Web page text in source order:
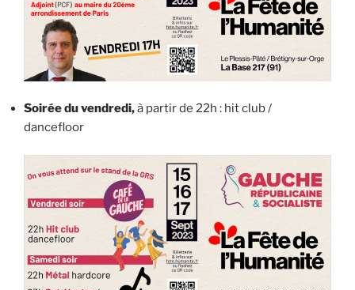
Soirée du vendredi,à partir de 22h : hit club /
dancefloor